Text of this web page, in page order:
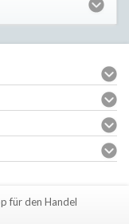
für den Handel